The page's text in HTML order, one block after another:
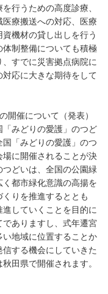
行うための高度診療、
療搬送への対応、医療
機材の貸し出しを行う
制整備についても積極
すでに災害拠点病院に
応に大きな期待をして
開催について（発表）
「みどりの愛護」のつど
「みどりの愛護」のつ
に開催されることが決
どいは、全国の公園緑
都市緑化意識の高揚を
りを推進するととも
していくことを目的に
ありますし、式年遷宮
地域に位置することか
する機会にしていきた
田県で開催されます。